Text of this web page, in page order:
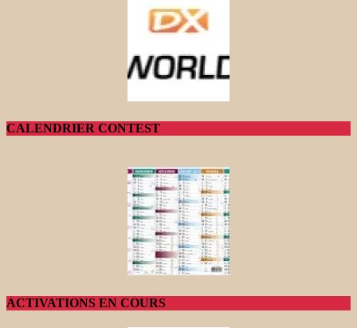
CALENDRIER CONTEST
ACTIVATIONS EN COURS